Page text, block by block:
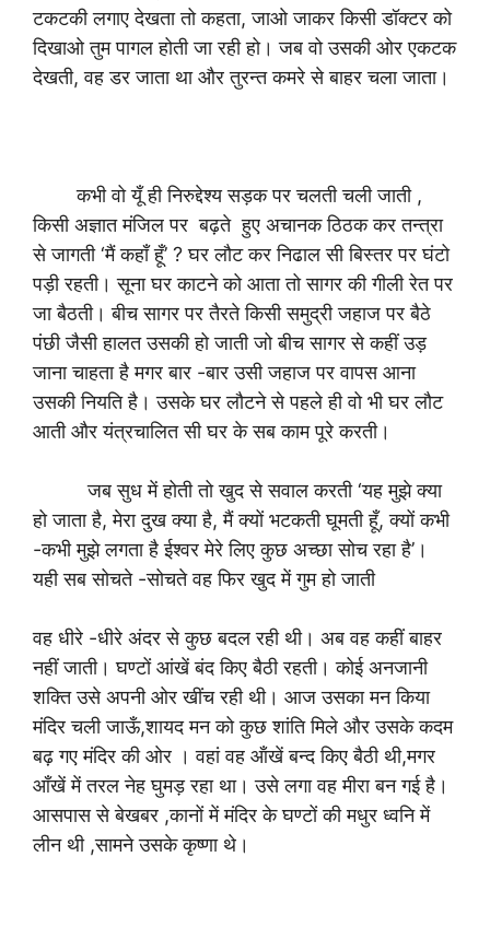
टकटकी लगाए देखता तो कहता, जाओ जाकर किसी डॉक्टर को
दिखाओ तुम पागल होती जा रही हो। जब वो उसकी ओर एकटक
देखती, वह डर जाता था और तुरन्त कमरे से बाहर चला जाता।
कभी वो यूँ ही निरुद्देश्य सड़क पर चलती चली जाती ,
किसी अज्ञात मंजिल पर बढ़ते हुए अचानक ठिठक कर तन्त्रा
से जागती ‘मैं कहाँ हूँ’ ? घर लौट कर निढाल सी बिस्तर पर घंटो
पड़ी रहती। सूना घर काटने को आता तो सागर की गीली रेत पर
जा बैठती। बीच सागर पर तैरते किसी समुद्री जहाज पर बैठे
पंछी जैसी हालत उसकी हो जाती जो बीच सागर से कहीं उड़
जाना चाहता है मगर बार -बार उसी जहाज पर वापस आना
उसकी नियति है। उसके घर लौटने से पहले ही वो भी घर लौट
आती और यंत्रचालित सी घर के सब काम पूरे करती।
जब सुध में होती तो खुद से सवाल करती ‘यह मुझे क्या
हो जाता है, मेरा दुख क्या है, मैं क्यों भटकती घूमती हूँ, क्यों कभी
-कभी मुझे लगता है ईश्वर मेरे लिए कुछ अच्छा सोच रहा है’।
यही सब सोचते -सोचते वह फिर खुद में गुम हो जाती
वह धीरे -धीरे अंदर से कुछ बदल रही थी। अब वह कहीं बाहर
नहीं जाती। घण्टों आंखें बंद किए बैठी रहती। कोई अनजानी
शक्ति उसे अपनी ओर खींच रही थी। आज उसका मन किया
मंदिर चली जाऊँ,शायद मन को कुछ शांति मिले और उसके कदम
बढ़ गए मंदिर की ओर । वहां वह ऑंखें बन्द किए बैठी थी,मगर
आँखें में तरल नेह घुमड़ रहा था। उसे लगा वह मीरा बन गई है।
आसपास से बेखबर ,कानों में मंदिर के घण्टों की मधुर ध्वनि में
लीन थी ,सामने उसके कृष्णा थे।